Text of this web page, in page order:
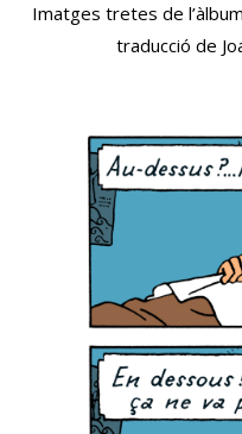
Imatges tretes de l’àlbum
traducció de